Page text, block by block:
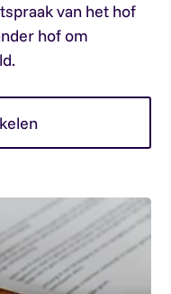
van het hof
hof om